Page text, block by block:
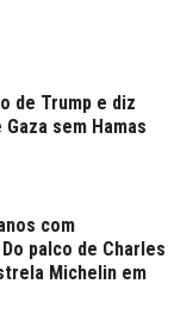
de Trump e diz
sem Hamas
com
palco de Charles
Michelin em